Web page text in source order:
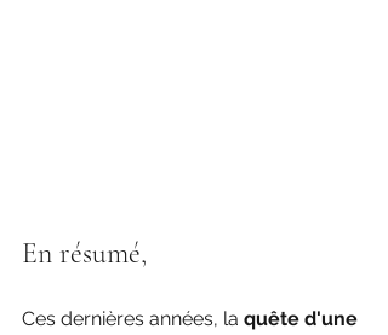
En résumé,
Ces dernières années, la quête d'une